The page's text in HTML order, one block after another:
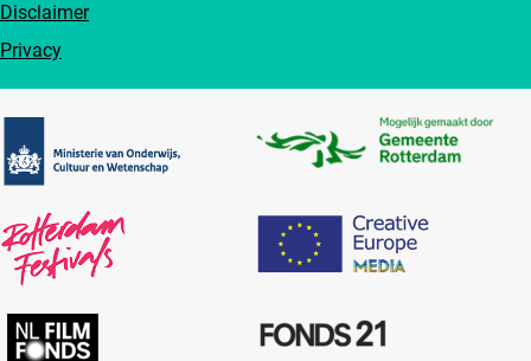
Disclaimer
Privacy